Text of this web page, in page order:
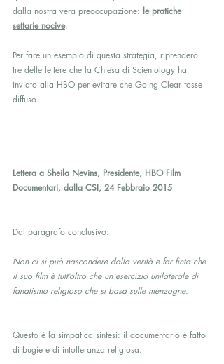
dalla nostra vera preoccupazione: le pratiche
settarie nocive.
Per fare un esempio di questa strategia, riprenderò
tre delle lettere che la Chiesa di Scientology ha
inviato alla HBO per evitare che Going Clear fosse
diffuso.
Lettera a Sheila Nevins, Presidente, HBO Film
Documentari, dalla CSI, 24 Febbraio 2015
Dal paragrafo conclusivo:
Non ci si può nascondere dalla verità e far finta che
il suo film è tutt’altro che un esercizio unilaterale di
fanatismo religioso che si basa sulle menzogne.
Questo è la simpatica sintesi: il documentario è fatto
di bugie e di intolleranza religiosa.